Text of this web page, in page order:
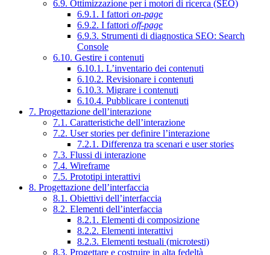
6.9. Ottimizzazione per i motori di ricerca (SEO)
6.9.1. I fattori on-page
6.9.2. I fattori off-page
6.9.3. Strumenti di diagnostica SEO: Search
Console
6.10. Gestire i contenuti
6.10.1. L’inventario dei contenuti
6.10.2. Revisionare i contenuti
6.10.3. Migrare i contenuti
6.10.4. Pubblicare i contenuti
7. Progettazione dell’interazione
7.1. Caratteristiche dell’interazione
7.2. User stories per definire l’interazione
7.2.1. Differenza tra scenari e user stories
7.3. Flussi di interazione
7.4. Wireframe
7.5. Prototipi interattivi
8. Progettazione dell’interfaccia
8.1. Obiettivi dell’interfaccia
8.2. Elementi dell’interfaccia
8.2.1. Elementi di composizione
8.2.2. Elementi interattivi
8.2.3. Elementi testuali (microtesti)
8.3. Progettare e costruire in alta fedeltà